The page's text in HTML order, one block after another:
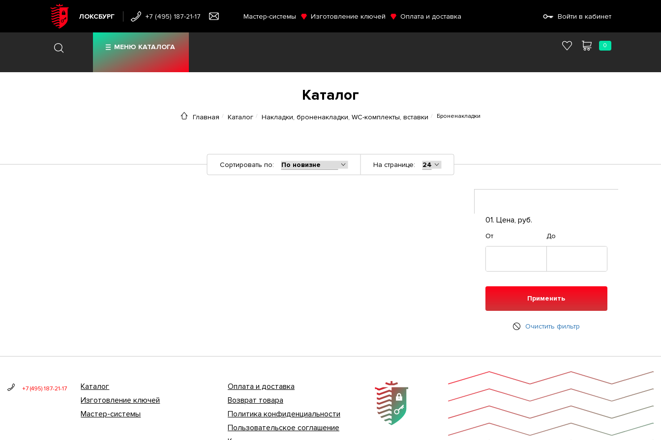
ЛОКСБУРГ +7 (495) 187-21-17 Мастер-системы Изготовление ключей Оплата и доставка Войти в кабинет
МЕНЮ КАТАЛОГА 0
Каталог
Главная Каталог Накладки, броненакладки, WC-комплекты, вставки Броненакладки
Сортировать по: На странице:
01. Цена, руб.
От До
Применить
Очистить фильтр
+7 (495) 187-21-17
Каталог
Изготовление ключей
Мастер-системы
Оплата и доставка
Возврат товара
Политика конфиденциальности
Пользовательское соглашение